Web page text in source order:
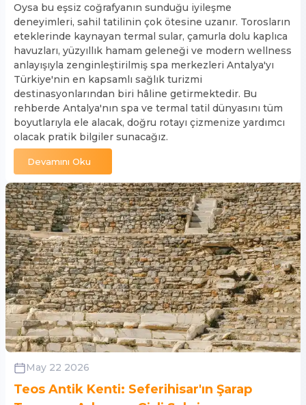
Oysa bu eşsiz coğrafyanın sunduğu iyileşme
deneyimleri, sahil tatilinin çok ötesine uzanır. Torosların
eteklerinde kaynayan termal sular, çamurla dolu kaplıca
havuzları, yüzyıllık hamam geleneği ve modern wellness
anlayışıyla zenginleştirilmiş spa merkezleri Antalya'yı
Türkiye'nin en kapsamlı sağlık turizmi
destinasyonlarından biri hâline getirmektedir. Bu
rehberde Antalya'nın spa ve termal tatil dünyasını tüm
boyutlarıyla ele alacak, doğru rotayı çizmenize yardımcı
olacak pratik bilgiler sunacağız.
Devamını Oku
May 22 2026
Teos Antik Kenti: Seferihisar'ın Şarap